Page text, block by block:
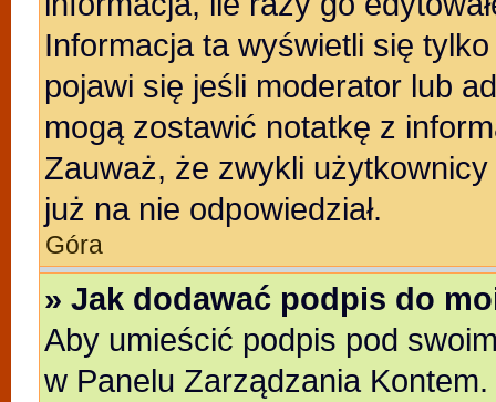
Informacja ta wyświetli się
pojawi się jeśli moderator lub
mogą zostawić notatkę z
Zauważ, że zwykli
już na nie odpowiedział.
Góra
» Jak dodawać podpis do
Aby umieścić podpis pod
w Panelu Zarządzania